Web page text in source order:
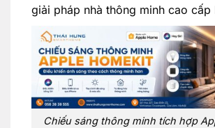
giải pháp nhà thông minh cao cấp
Chiếu sáng thông minh tích hợp